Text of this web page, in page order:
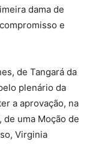
dama de
e
de Tangará da
plenário da
a aprovação, na
uma Moção de
Virginia